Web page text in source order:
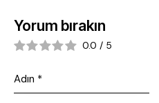
Yorum bırakın
0.0 / 5